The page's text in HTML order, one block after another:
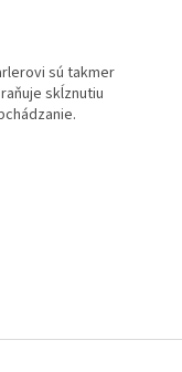
sú takmer
skĺznutiu